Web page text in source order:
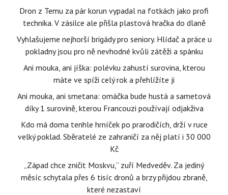
Dron z Temu za pár korun vypadal na fotkách jako profi
technika. V zásilce ale přišla plastová hračka do dlaně
Vyhlašujeme nejhorší brigády pro seniory. Hlídač a práce u
pokladny jsou pro ně nevhodné kvůli zátěži a spánku
Ani mouka, ani jíška: polévku zahustí surovina, kterou
máte ve spíži celý rok a přehlížíte ji
Ani mouka, ani smetana: omáčka bude hustá a sametová
díky 1 surovině, kterou Francouzi používají odjakživa
Kdo má doma tenhle hrníček po prarodičích, drží v ruce
velký poklad. Sběratelé ze zahraničí za něj platí i 30 000
Kč
„Západ chce zničit Moskvu,“ zuří Medveděv. Za jediný
měsíc schytala přes 6 tisíc dronů a brzy přijdou zbraně,
které nezastaví